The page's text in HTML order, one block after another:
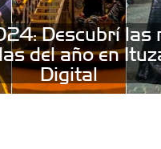
Descubrí las
del año en
Digital